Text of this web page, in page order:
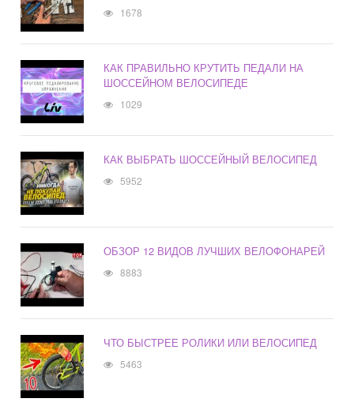
1678
КАК ПРАВИЛЬНО КРУТИТЬ ПЕДАЛИ НА
ШОССЕЙНОМ ВЕЛОСИПЕДЕ
1029
КАК ВЫБРАТЬ ШОССЕЙНЫЙ ВЕЛОСИПЕД
5952
ОБЗОР 12 ВИДОВ ЛУЧШИХ ВЕЛОФОНАРЕЙ
8883
ЧТО БЫСТРЕЕ РОЛИКИ ИЛИ ВЕЛОСИПЕД
5463